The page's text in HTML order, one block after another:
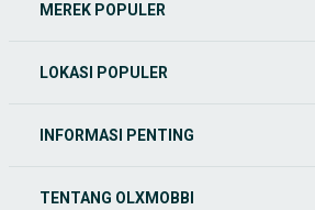
MEREK POPULER
LOKASI POPULER
INFORMASI PENTING
TENTANG OLXMOBBI